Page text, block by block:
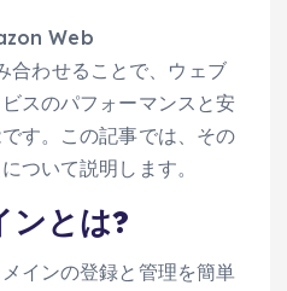
Web
わせることで、ウェブ
スのパフォーマンスと安
す。この記事では、その
ついて説明します。
ンとは?
インの登録と管理を簡単